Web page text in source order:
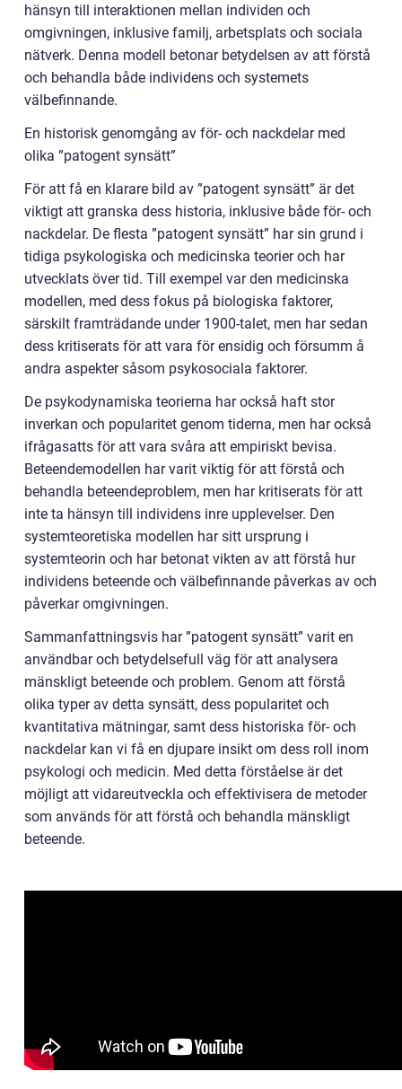
hänsyn till interaktionen mellan individen och
omgivningen, inklusive familj, arbetsplats och sociala
nätverk. Denna modell betonar betydelsen av att förstå
och behandla både individens och systemets
välbefinnande.
En historisk genomgång av för- och nackdelar med
olika ”patogent synsätt”
För att få en klarare bild av ”patogent synsätt” är det
viktigt att granska dess historia, inklusive både för- och
nackdelar. De flesta ”patogent synsätt” har sin grund i
tidiga psykologiska och medicinska teorier och har
utvecklats över tid. Till exempel var den medicinska
modellen, med dess fokus på biologiska faktorer,
särskilt framträdande under 1900-talet, men har sedan
dess kritiserats för att vara för ensidig och försumm å
andra aspekter såsom psykosociala faktorer.
De psykodynamiska teorierna har också haft stor
inverkan och popularitet genom tiderna, men har också
ifrågasatts för att vara svåra att empiriskt bevisa.
Beteendemodellen har varit viktig för att förstå och
behandla beteendeproblem, men har kritiserats för att
inte ta hänsyn till individens inre upplevelser. Den
systemteoretiska modellen har sitt ursprung i
systemteorin och har betonat vikten av att förstå hur
individens beteende och välbefinnande påverkas av och
påverkar omgivningen.
Sammanfattningsvis har ”patogent synsätt” varit en
användbar och betydelsefull väg för att analysera
mänskligt beteende och problem. Genom att förstå
olika typer av detta synsätt, dess popularitet och
kvantitativa mätningar, samt dess historiska för- och
nackdelar kan vi få en djupare insikt om dess roll inom
psykologi och medicin. Med detta förståelse är det
möjligt att vidareutveckla och effektivisera de metoder
som används för att förstå och behandla mänskligt
beteende.